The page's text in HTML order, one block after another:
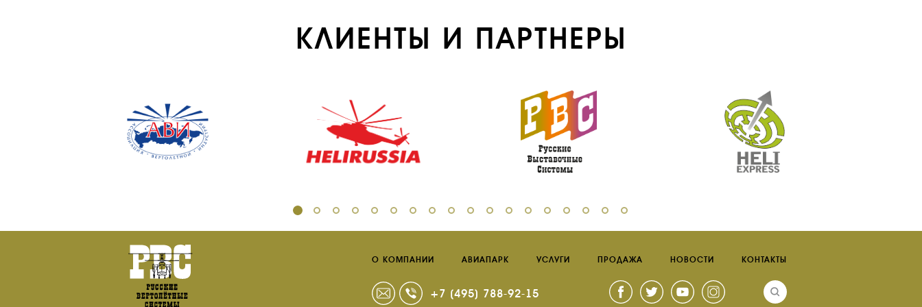
КЛИЕНТЫ И ПАРТНЕРЫ
О КОМПАНИИ АВИАПАРК УСЛУГИ ПРОДАЖА НОВОСТИ КОНТАКТЫ
+7 (495) 788-92-15